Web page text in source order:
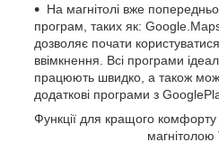
На магнітолі вже
програм, таких як:
дозволяє почати
ввімкнення. Всі програми
працюють швидко, а також
додаткові програми з
Функції для кращого
магнітолою